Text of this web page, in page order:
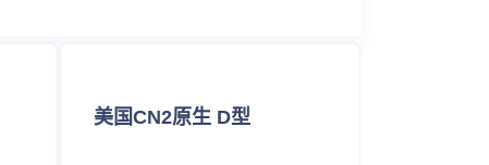
美国CN2原生 D型